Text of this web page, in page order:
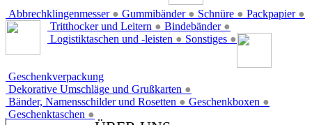
Abbrechklingenmesser ● Gummibänder ● Schnüre ● Packpapier ●
Tritthocker und Leitern ● Bindebänder ●
Logistiktaschen und -leisten ● Sonstiges ●
Geschenkverpackung
Dekorative Umschläge und Grußkarten ●
Bänder, Namensschilder und Rosetten ● Geschenkboxen ●
Geschenktaschen ●